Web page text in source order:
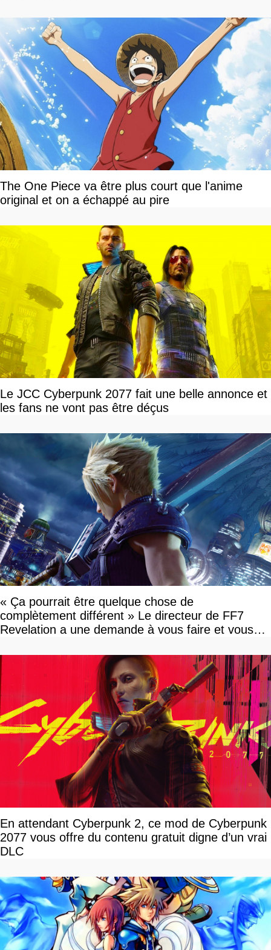
The One Piece va être plus court que l'anime
original et on a échappé au pire
Le JCC Cyberpunk 2077 fait une belle annonce et
les fans ne vont pas être déçus
« Ça pourrait être quelque chose de
complètement différent » Le directeur de FF7
Revelation a une demande à vous faire et vous
En attendant Cyberpunk 2, ce mod de Cyberpunk
2077 vous offre du contenu gratuit digne d’un vrai
DLC